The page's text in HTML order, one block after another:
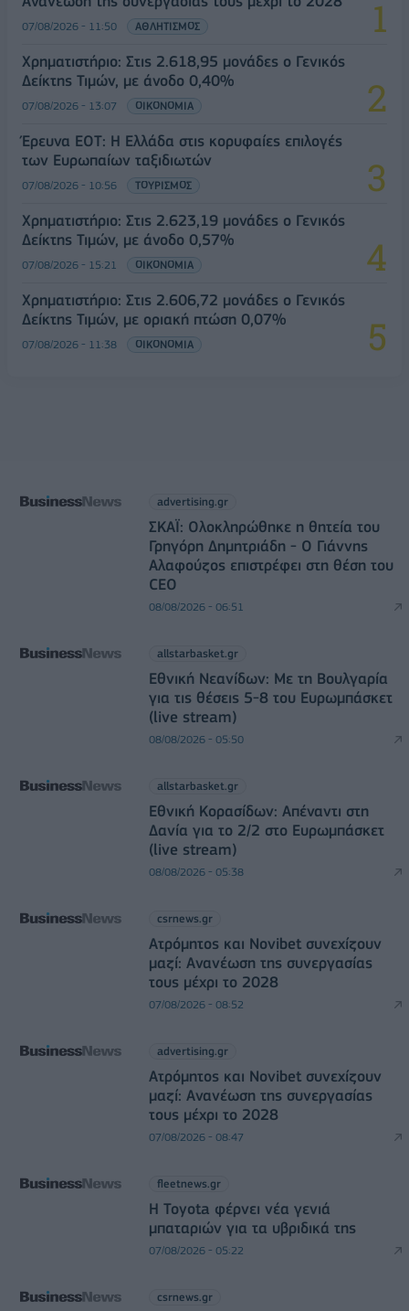
07/08/2026 - 11:50 ΑΘΛΗΤΙΣΜΟΣ
Χρηματιστήριο: Στις 2.618,95 μονάδες ο Γενικός
Δείκτης Τιμών, με άνοδο 0,40%
07/08/2026 - 13:07 ΟΙΚΟΝΟΜΙΑ
Έρευνα ΕΟΤ: Η Ελλάδα στις κορυφαίες επιλογές
των Ευρωπαίων ταξιδιωτών
07/08/2026 - 10:56 ΤΟΥΡΙΣΜΟΣ
Χρηματιστήριο: Στις 2.623,19 μονάδες ο Γενικός
Δείκτης Τιμών, με άνοδο 0,57%
07/08/2026 - 15:21 ΟΙΚΟΝΟΜΙΑ
Χρηματιστήριο: Στις 2.606,72 μονάδες ο Γενικός
Δείκτης Τιμών, με οριακή πτώση 0,07%
07/08/2026 - 11:38 ΟΙΚΟΝΟΜΙΑ
advertising.gr
ΣΚΑΪ: Ολοκληρώθηκε η θητεία του
Γρηγόρη Δημητριάδη - Ο Γιάννης
Αλαφούζος επιστρέφει στη θέση του
CEO
08/08/2026 - 06:51
allstarbasket.gr
Εθνική Νεανίδων: Με τη Βουλγαρία
για τις θέσεις 5-8 του Ευρωμπάσκετ
(live stream)
08/08/2026 - 05:50
allstarbasket.gr
Εθνική Κορασίδων: Απέναντι στη
Δανία για το 2/2 στο Ευρωμπάσκετ
(live stream)
08/08/2026 - 05:38
csrnews.gr
Ατρόμητος και Novibet συνεχίζουν
μαζί: Ανανέωση της συνεργασίας
τους μέχρι το 2028
07/08/2026 - 08:52
advertising.gr
Ατρόμητος και Novibet συνεχίζουν
μαζί: Ανανέωση της συνεργασίας
τους μέχρι το 2028
07/08/2026 - 08:47
fleetnews.gr
Η Toyota φέρνει νέα γενιά
μπαταριών για τα υβριδικά της
07/08/2026 - 05:22
csrnews.gr